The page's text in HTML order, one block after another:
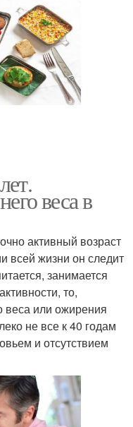
веса в
активный возраст
всей жизни он следит
занимается
то,
веса или ожирения
не все к 40 годам
и отсутствием